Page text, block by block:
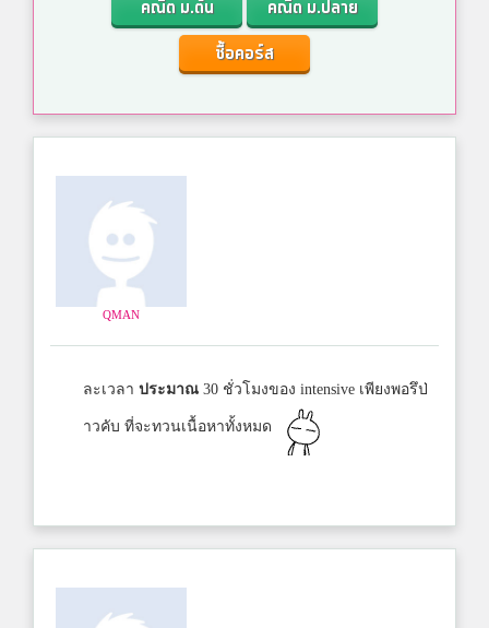
คณิต ม.ต้น
คณิต ม.ปลาย
ซื้อคอร์ส
QMAN
ละเวลา ประมาณ 30 ชั่วโมงของ intensive เพียงพอรึป่
าวคับ ที่จะทวนเนื้อหาทั้งหมด